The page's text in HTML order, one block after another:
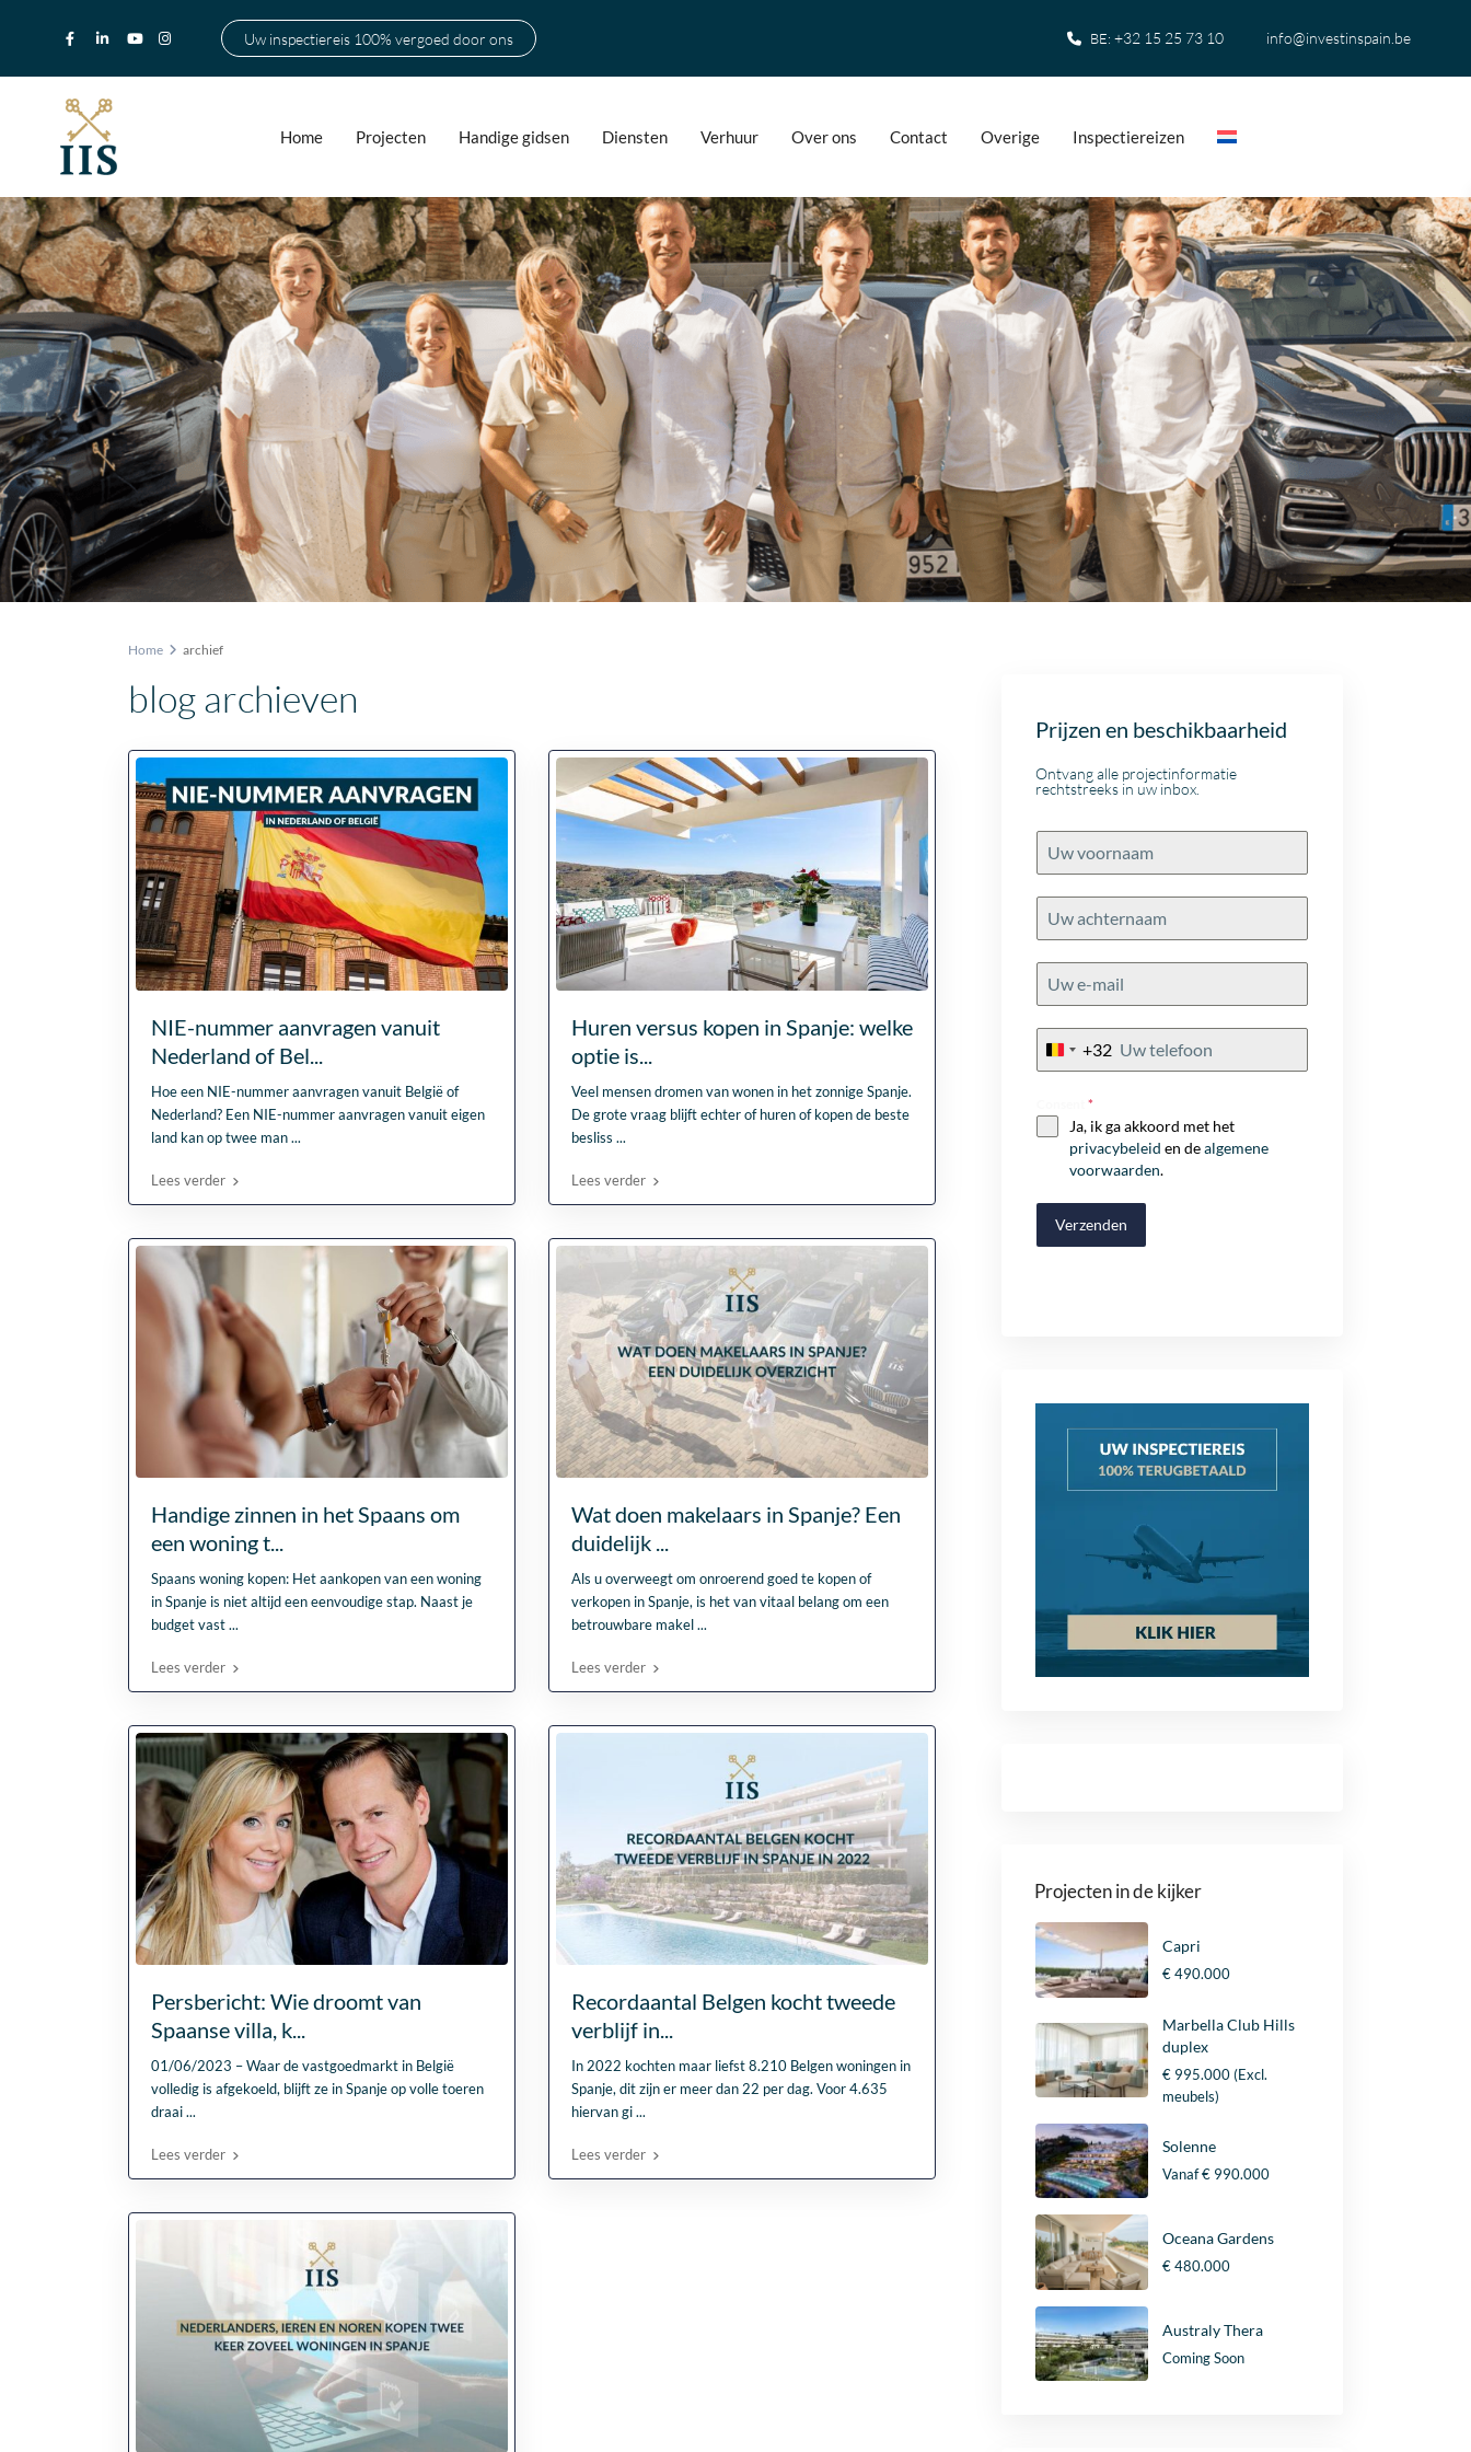
Uw inspectiereis 100% vergoed door ons BE:+32 15 25 73 10 info@investinspain.be
Home Projecten Handige gidsen Diensten Verhuur Over ons Contact Overige Inspectiereizen
Home archief
blog archieven
NIE-nummer aanvragen vanuit
Nederland of Bel...
Hoe een NIE-nummer aanvragen vanuit België of
Nederland? Een NIE-nummer aanvragen vanuit eigen
land kan op twee man...
Lees verder
Huren versus kopen in Spanje: welke
optie is...
Veel mensen dromen van wonen in het zonnige Spanje.
De grote vraag blijft echter of huren of kopen de beste
besliss ...
Lees verder
Handige zinnen in het Spaans om
een woning t...
Spaans woning kopen: Het aankopen van een woning
in Spanje is niet altijd een eenvoudige stap. Naast je
budget vast...
Lees verder
Wat doen makelaars in Spanje? Een
duidelijk ...
Als u overweegt om onroerend goed te kopen of
verkopen in Spanje, is het van vitaal belang om een
betrouwbare makel...
Lees verder
Persbericht: Wie droomt van
Spaanse villa, k...
01/06/2023 – Waar de vastgoedmarkt in België
volledig is afgekoeld, blijft ze in Spanje op volle toeren
draai...
Lees verder
Recordaantal Belgen kocht tweede
verblijf in...
In 2022 kochten maar liefst 8.210 Belgen woningen in
Spanje, dit zijn er meer dan 22 per dag. Voor 4.635
hiervan gi...
Lees verder
Prijzen en beschikbaarheid
Ontvang alle projectinformatie
rechtstreeks in uw inbox.
Belgium
+32
*
Ja, ik ga akkoord met het
privacybeleid en dealgemene
voorwaarden.
Verzenden
Projecten in de kijker
Capri
€ 490.000
Marbella Club Hills
duplex
€ 995.000(Excl.
meubels)
Solenne
Vanaf€ 990.000
Oceana Gardens
€ 480.000
Australy Thera
Coming Soon